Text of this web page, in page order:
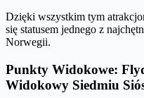
Dzięki wszystkim tym
się statusem jednego z
Norwegii.
Punkty Widokowe:
Widokowy Siedmiu